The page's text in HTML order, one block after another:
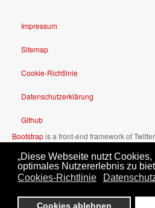
„Diese Webseite nutzt Cookies,
optimales Nutzererlebnis zu
Cookies-Richtlinie
Cookies ablehnen
Impressum
Sitemap
Cookie-Richtlinie
Datenschutzerklärung
Github
Bootstrapis a front-end framework of
Font Awesomefont licensed underSIL OFL